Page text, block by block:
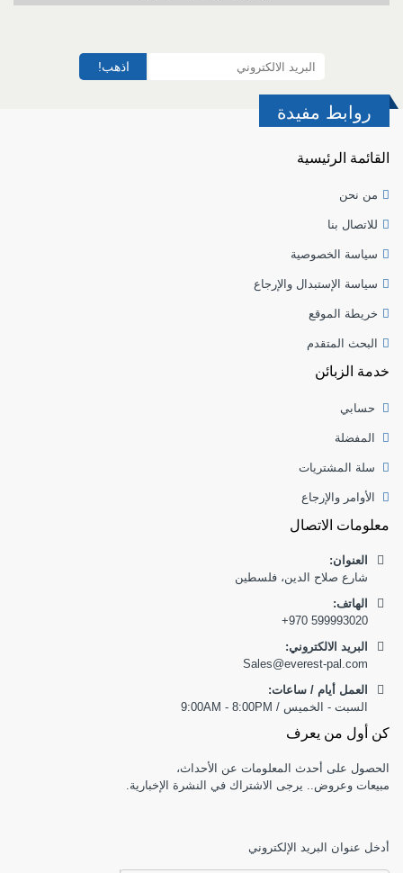
اذهب!
روابط مفيدة
القائمة الرئيسية
من نحن
للاتصال بنا
سياسة الخصوصية
سياسة الإستبدال والإرجاع
خريطة الموقع
البحث المتقدم
خدمة الزبائن
حسابي
المفضلة
سلة المشتريات
الأوامر والإرجاع
معلومات الاتصال
العنوان:
شارع صلاح الدين، فلسطين
:الهاتف
+970 599993020
البريد الالكتروني:
Sales@everest-pal.com
العمل أيام / ساعات:
السبت - الخميس / 9:00AM - 8:00PM
كن أول من يعرف
الحصول على أحدث المعلومات عن الأحداث،
مبيعات وعروض.. يرجى الاشتراك في النشرة الإخبارية.
أدخل عنوان البريد الإلكتروني